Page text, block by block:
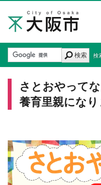
検索 検
さとおやって
養育里親にな